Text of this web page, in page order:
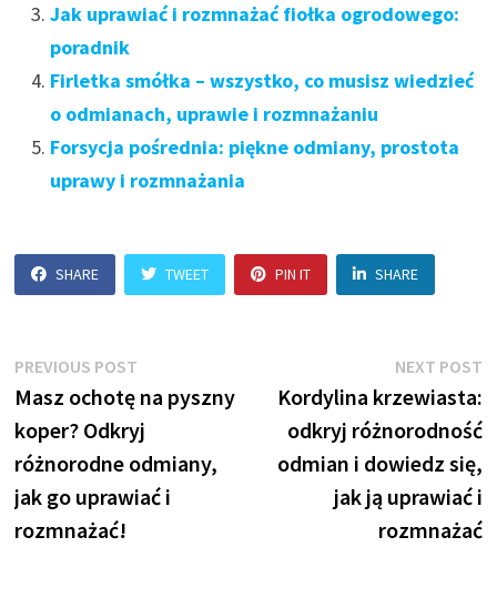
Jak uprawiać i rozmnażać fiołka ogrodowego:
poradnik
Firletka smółka – wszystko, co musisz wiedzieć
o odmianach, uprawie i rozmnażaniu
Forsycja pośrednia: piękne odmiany, prostota
uprawy i rozmnażania
SHARE TWEET PIN IT SHARE
Nawigacja
wpisu
PREVIOUS POST
post:
Masz ochotę na pyszny
koper? Odkryj
różnorodne odmiany,
jak go uprawiać i
rozmnażać!
NEXT POST
Kordylina krzewiasta:
odkryj różnorodność
odmian i dowiedz się,
jak ją uprawiać i
rozmnażać